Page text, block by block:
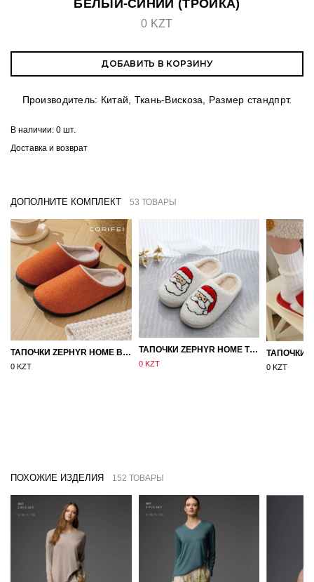
БЕЛЫЙ-СИНИЙ (ТРОЙКА)
0 KZT
ДОБАВИТЬ В КОРЗИНУ
Производитель: Китай, Ткань-Вискоза, Размер стандпрт.
В наличии: 0 шт.
Доставка и возврат
ДОПОЛНИТЕ КОМПЛЕКТ 53 ТОВАРЫ
ТАПОЧКИ ZEPHYR HOME ВОЙЛОК ОРАНЖЕВЫЙ
0 KZT
ТАПОЧКИ ZEPHYR HOME ТЕДДИ ДЕД МОРОЗ NEW
0 KZT 0 KZT
ПОХОЖИЕ ИЗДЕЛИЯ 152 ТОВАРЫ